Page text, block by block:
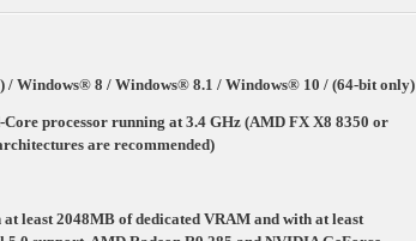
/ Windows® 8 / Windows® 8.1 / Windows® 10 / (64-bit only)
processor running at 3.4 GHz (AMD FX X8 8350 or
are recommended)
least 2048MB of dedicated VRAM and with at least